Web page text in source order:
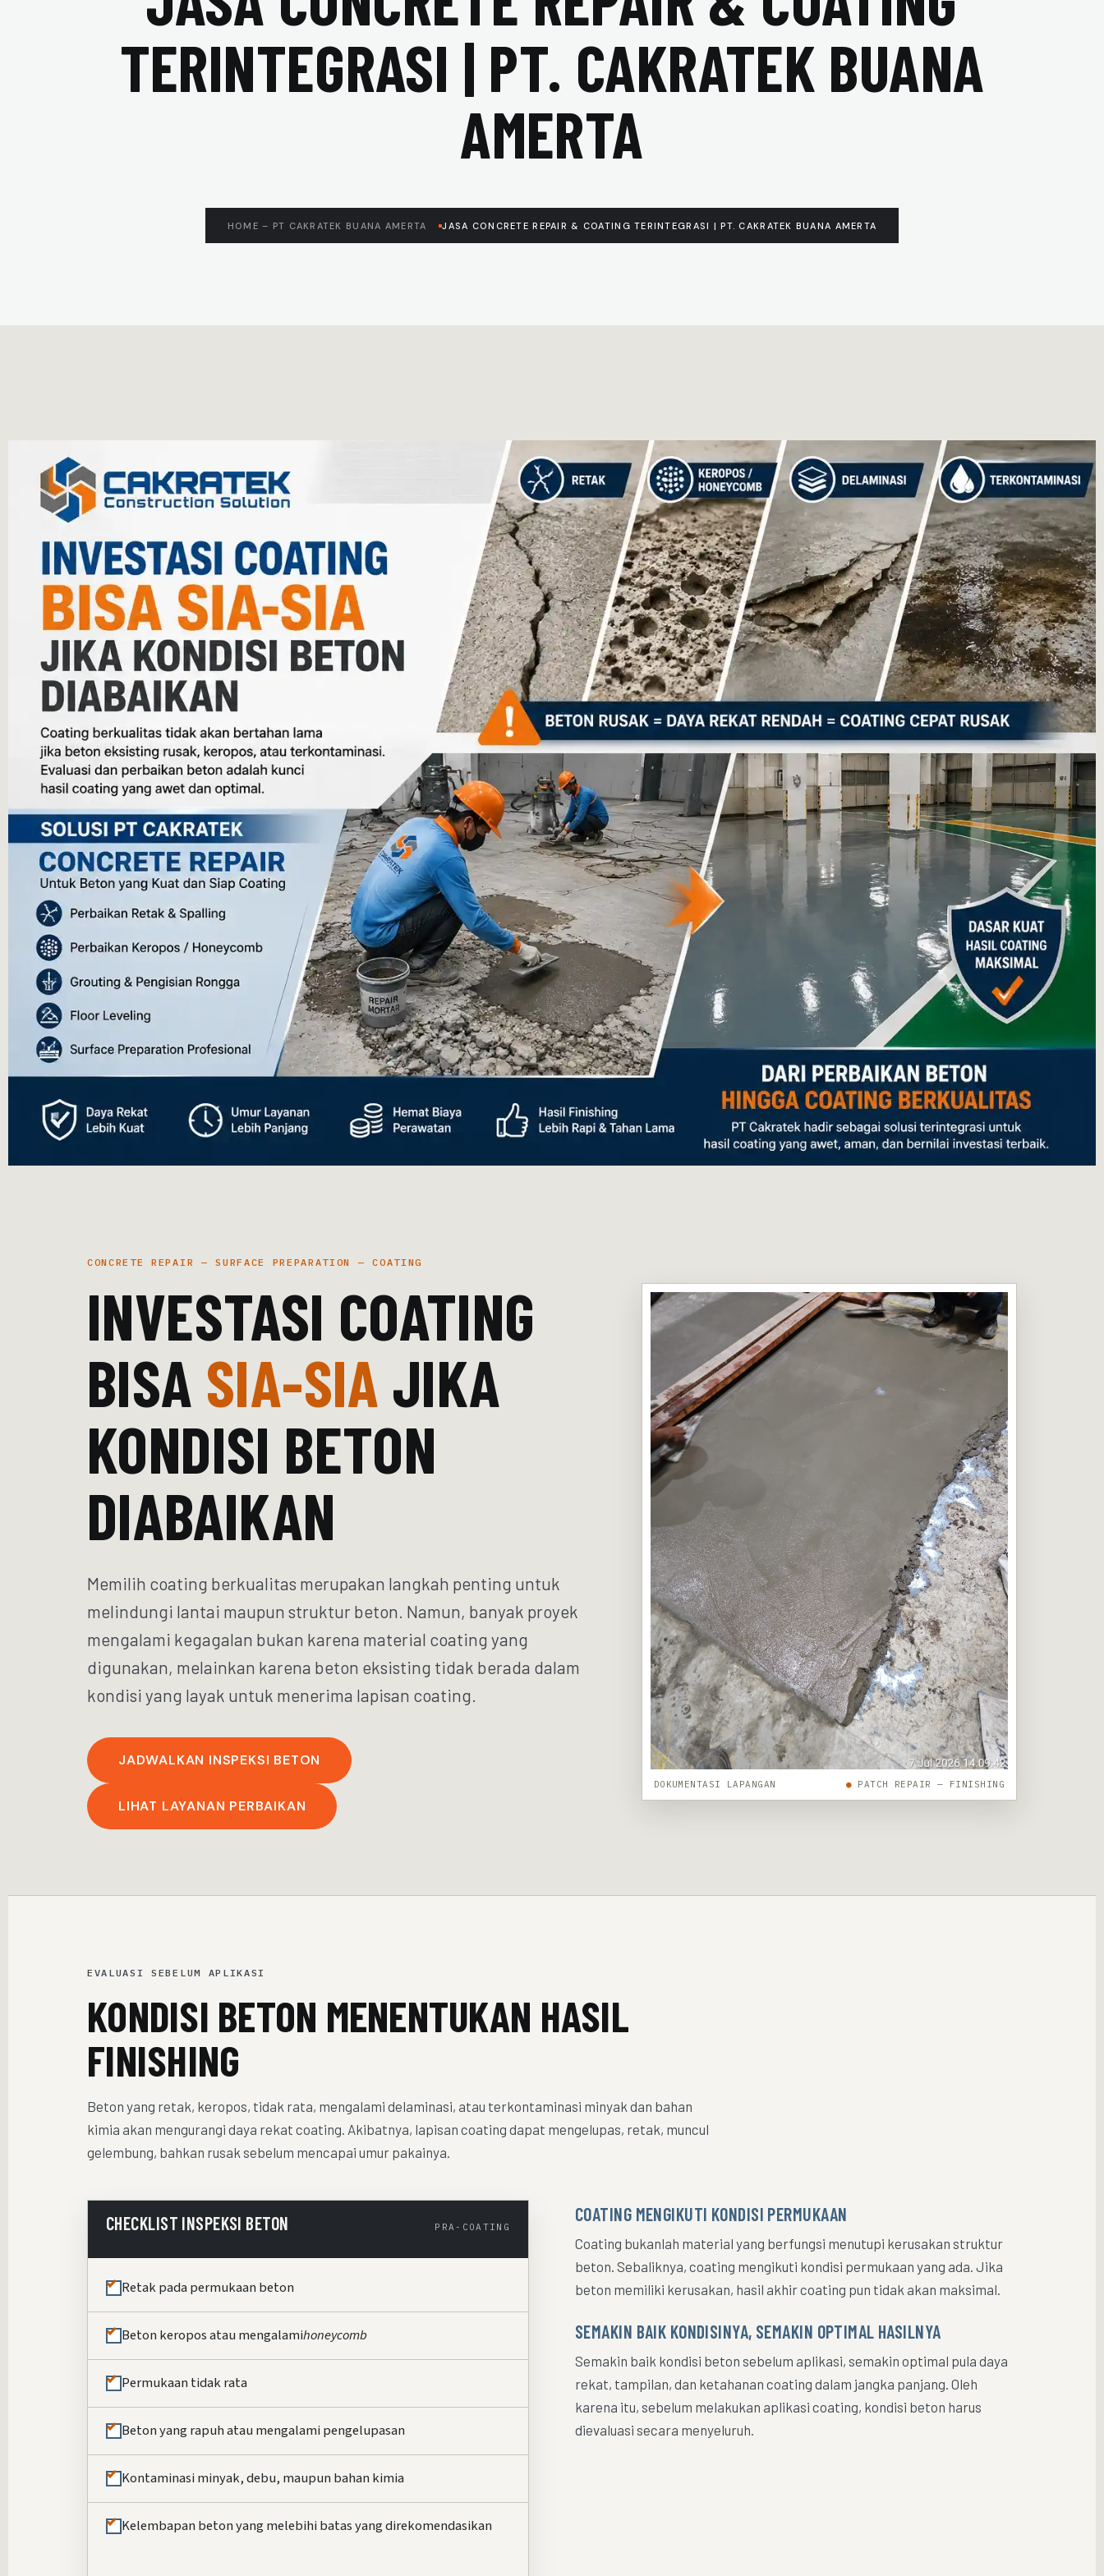
TERINTEGRASI | PT. CAKRATEK BUANA
AMERTA
HOME – PT CAKRATEK BUANA AMERTA JASA CONCRETE REPAIR & COATING TERINTEGRASI | PT. CAKRATEK BUANA AMERTA
CONCRETE REPAIR — SURFACE PREPARATION — COATING
INVESTASI COATING
BISA SIA-SIA JIKA
KONDISI BETON
DIABAIKAN
Memilih coating berkualitas merupakan langkah penting untuk
melindungi lantai maupun struktur beton. Namun, banyak proyek
mengalami kegagalan bukan karena material coating yang
digunakan, melainkan karena beton eksisting tidak berada dalam
kondisi yang layak untuk menerima lapisan coating.
JADWALKAN INSPEKSI BETON
LIHAT LAYANAN PERBAIKAN
DOKUMENTASI LAPANGAN ●PATCH REPAIR — FINISHING
EVALUASI SEBELUM APLIKASI
KONDISI BETON MENENTUKAN HASIL
FINISHING
Beton yang retak, keropos, tidak rata, mengalami delaminasi, atau terkontaminasi minyak dan bahan
kimia akan mengurangi daya rekat coating. Akibatnya, lapisan coating dapat mengelupas, retak, muncul
gelembung, bahkan rusak sebelum mencapai umur pakainya.
CHECKLIST INSPEKSI BETON PRA-COATING
Retak pada permukaan beton
Beton keropos atau mengalamihoneycomb
Permukaan tidak rata
Beton yang rapuh atau mengalami pengelupasan
Kontaminasi minyak, debu, maupun bahan kimia
Kelembapan beton yang melebihi batas yang direkomendasikan
COATING MENGIKUTI KONDISI PERMUKAAN
Coating bukanlah material yang berfungsi menutupi kerusakan struktur
beton. Sebaliknya, coating mengikuti kondisi permukaan yang ada. Jika
beton memiliki kerusakan, hasil akhir coating pun tidak akan maksimal.
SEMAKIN BAIK KONDISINYA, SEMAKIN OPTIMAL HASILNYA
Semakin baik kondisi beton sebelum aplikasi, semakin optimal pula daya
rekat, tampilan, dan ketahanan coating dalam jangka panjang. Oleh
karena itu, sebelum melakukan aplikasi coating, kondisi beton harus
dievaluasi secara menyeluruh.